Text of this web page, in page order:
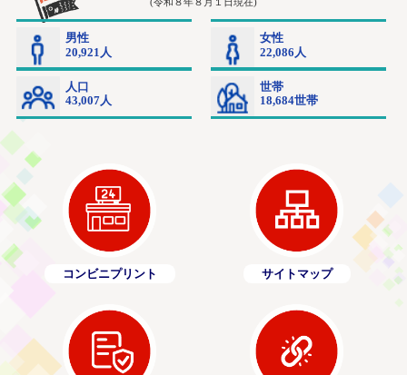
コンビニプリント サイトマップ